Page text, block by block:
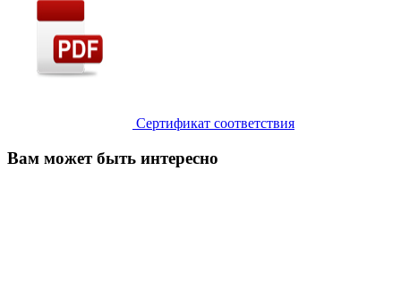
Сертификат соответствия
Вам может быть интересно